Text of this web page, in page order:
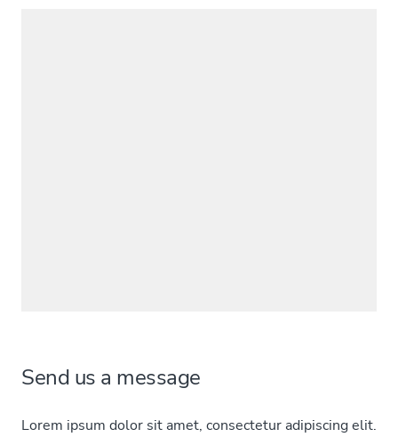
Send us a message
Lorem ipsum dolor sit amet, consectetur adipiscing elit.